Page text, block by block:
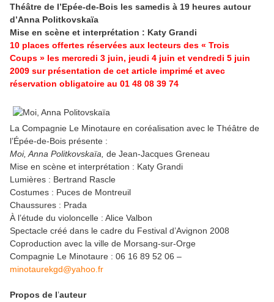
Théâtre de l’Epée-de-Bois les samedis à 19 heures autour
d’Anna Politkovskaïa
Mise en scène et interprétation : Katy Grandi
10 places offertes réservées aux lecteurs des « Trois
Coups » les mercredi 3 juin, jeudi 4 juin et vendredi 5 juin
2009 sur présentation de cet article imprimé et avec
réservation obligatoire au 01 48 08 39 74
La Compagnie Le Minotaure en coréalisation avec le Théâtre de
l’Épée-de-Bois présente :
Moi, Anna Politkovskaïa, de Jean-Jacques Greneau
Mise en scène et interprétation : Katy Grandi
Lumières : Bertrand Rascle
Costumes : Puces de Montreuil
Chaussures : Prada
À l’étude du violoncelle : Alice Valbon
Spectacle créé dans le cadre du Festival d’Avignon 2008
Coproduction avec la ville de Morsang-sur-Orge
Compagnie Le Minotaure : 06 16 89 52 06 –
minotaurekgd@yahoo.fr
Propos de l’auteur